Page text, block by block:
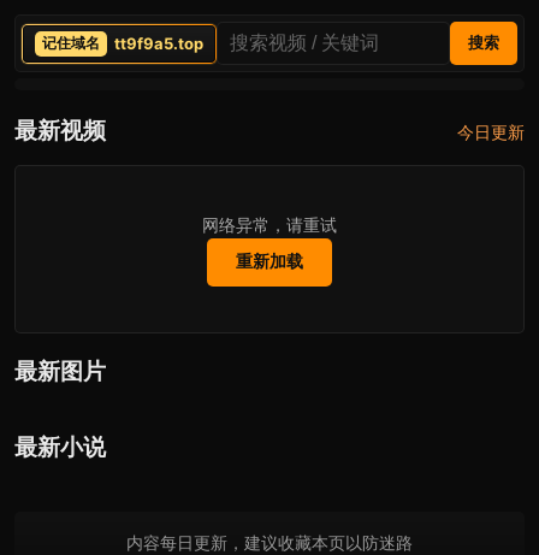
tt9f9a5.top 搜索
最新视频 今日更新
网络异常，请重试
重新加载
最新图片
最新小说
内容每日更新，建议收藏本页以防迷路